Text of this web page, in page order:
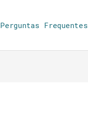
Perguntas Frequentes